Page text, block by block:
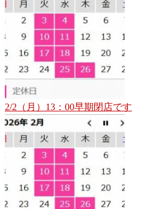
2/2（月）13：00早期閉店です